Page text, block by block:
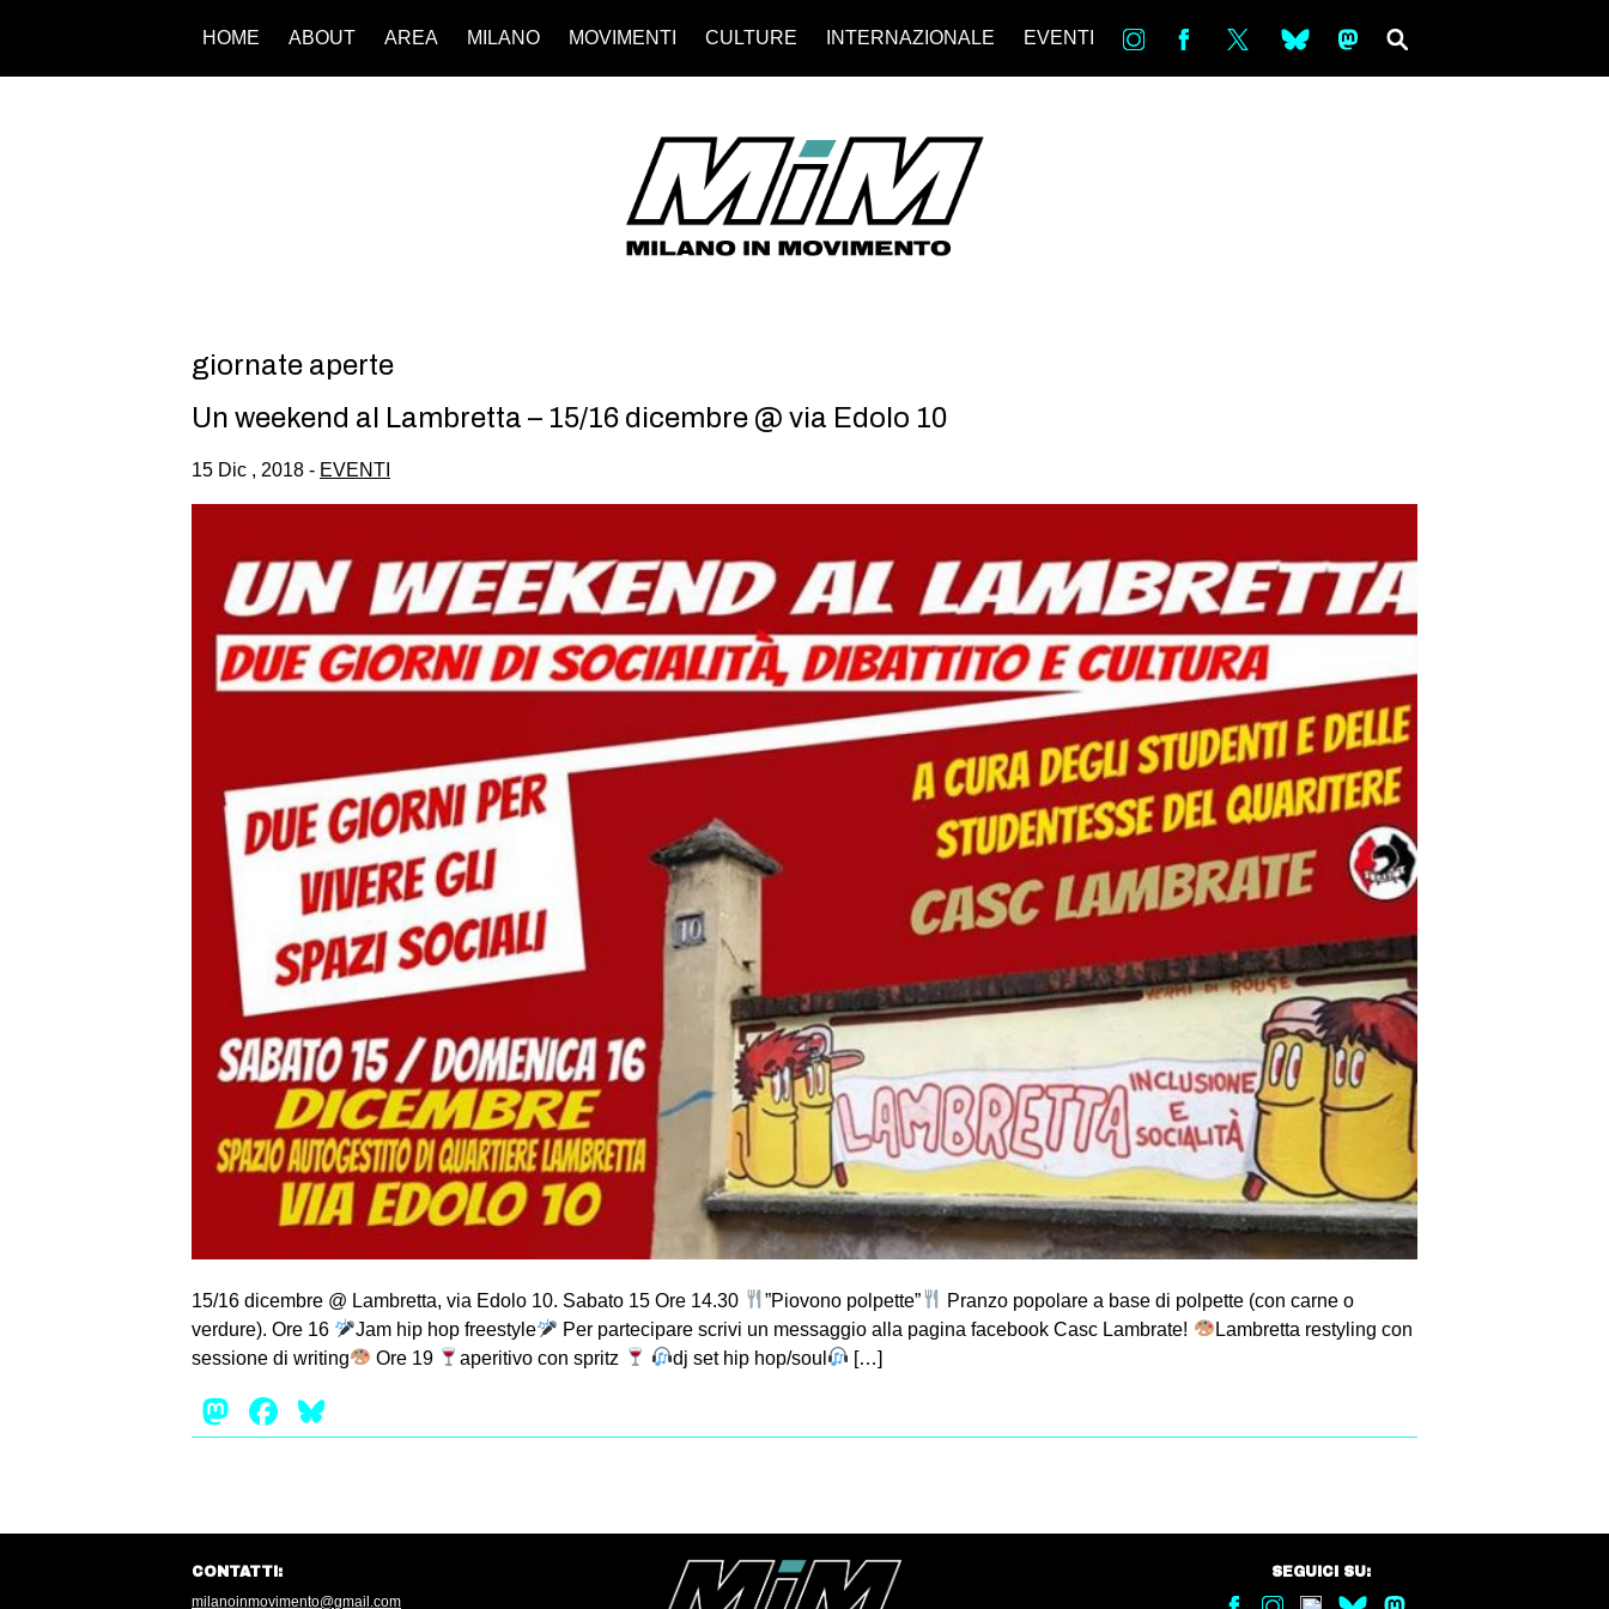
HOME ABOUT AREA MILANO MOVIMENTI CULTURE INTERNAZIONALE EVENTI in bsky ms
giornate aperte
Un weekend al Lambretta – 15/16 dicembre @ via Edolo 10
15 Dic , 2018 - EVENTI
15/16 dicembre @ Lambretta, via Edolo 10. Sabato 15 Ore 14.30 ”Piovono polpette”
Pranzo popolare a base di polpette (con carne o
verdure). Ore 16
Jam hip hop freestyle Per partecipare scrivi un messaggio alla pagina facebook Casc Lambrate!
Lambretta restyling con
sessione di writing
Ore 19 aperitivo con spritz dj set hip hop/soul […]
Mastodon
Facebook
CONTATTI:
milanoinmovimento@gmail.com
SEGUICI SU: